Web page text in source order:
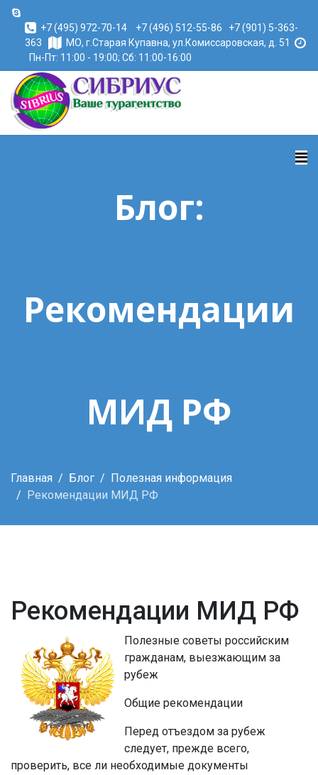
+7 (495) 972-70-14 +7 (496) 512-55-86
+7 (901) 5-363-
363
МО, г.Старая Купавна, ул.Комиссаровская, д. 51
Пн-Пт: 11:00 - 19:00; Сб: 11:00-16:00
Блог:
Рекомендации
МИД РФ
Главная Блог
Полезная информация
Рекомендации МИД РФ
Рекомендации МИД РФ
Полезные советы российским
гражданам, выезжающим за
рубеж
Общие рекомендации
Перед отъездом за рубеж
следует, прежде всего,
проверить, все ли необходимые документы